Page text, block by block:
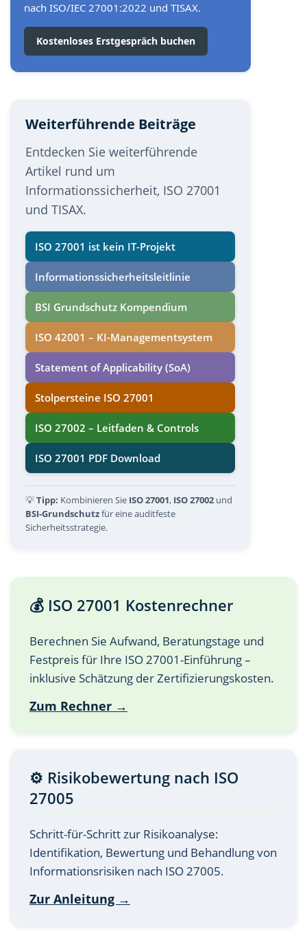
nach ISO/IEC 27001:2022 und TISAX.
Kostenloses Erstgespräch buchen
Weiterführende Beiträge
Entdecken Sie weiterführende
Artikel rund um
Informationssicherheit, ISO 27001
und TISAX.
ISO 27001 ist kein IT-Projekt
Informations­sicherheits­leitlinie
BSI Grundschutz Kompendium
ISO 42001 – KI-Managementsystem
Statement of Applicability (SoA)
Stolpersteine ISO 27001
ISO 27002 – Leitfaden & Controls
ISO 27001 PDF Download
💡Tipp: Kombinieren Sie ISO 27001, ISO 27002 und
BSI-Grundschutzfür eine auditfeste
Sicherheitsstrategie.
💰 ISO 27001 Kostenrechner
Berechnen Sie Aufwand, Beratungstage und
Festpreis für Ihre ISO 27001-Einführung –
inklusive Schätzung der Zertifizierungskosten.
Zum Rechner →
⚙️ Risikobewertung nach ISO
27005
Schritt-für-Schritt zur Risikoanalyse:
Identifikation, Bewertung und Behandlung von
Informationsrisiken nach ISO 27005.
Zur Anleitung →